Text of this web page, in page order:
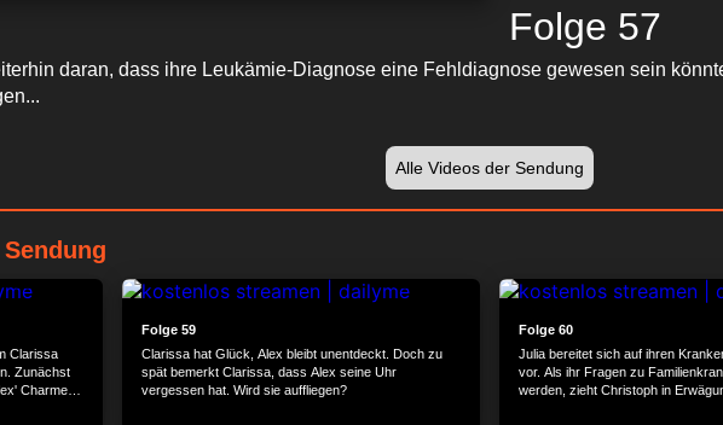
Folge 57
daran, dass ihre Leukämie-Diagnose eine Fehldiagnose gewesen sein
Alle Videos der Sendung
Clarissa
Zunächst
Charme.
Folge 59
Clarissa hat Glück, Alex bleibt unentdeckt. Doch zu
spät bemerkt Clarissa, dass Alex seine Uhr
vergessen hat. Wird sie auffliegen?
Folge 60
Julia bereitet sich auf ihren
vor. Als ihr Fragen zu
werden, zieht Christoph in